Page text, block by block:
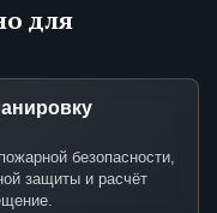
для
безопасности,
защиты и расчёт